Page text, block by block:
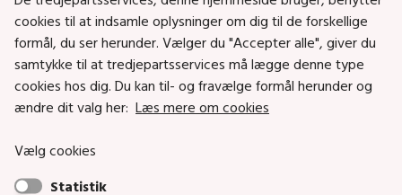
Social- og Boligministeriet
Job i Social- og Boligstyrelsen
Puljer og tilskud
Nyhedsbreve
Social- og Boligstyrelsens nyheder som RSS feed
cookies til at indsamle oplysninger om dig til de forskellige
formål, du ser herunder. Vælger du "Accepter alle", giver du
samtykke til at tredjepartsservices må lægge denne type
cookies hos dig. Du kan til- og fravælge formål herunder og
ændre dit valg her: Læs mere om cookies
Vælg cookies
Statistik